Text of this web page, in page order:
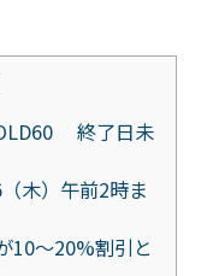
終了日未
木）午前2時ま
10～20%割引と